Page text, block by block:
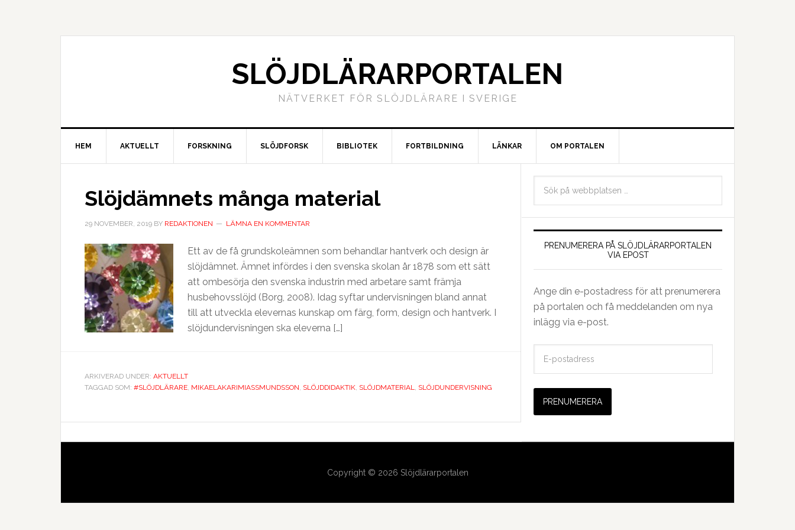
SLÖJDLÄRARPORTALEN
NÄTVERKET FÖR SLÖJDLÄRARE I SVERIGE
HEM AKTUELLT FORSKNING SLÖJDFORSK BIBLIOTEK FORTBILDNING LÄNKAR OM PORTALEN
Slöjdämnets många material
29 NOVEMBER, 2019 BY REDAKTIONEN LÄMNA EN KOMMENTAR
Ett av de få grundskoleämnen som behandlar hantverk och design är
slöjdämnet. Ämnet infördes i den svenska skolan år 1878 som ett sätt
att ombesörja den svenska industrin med arbetare samt främja
husbehovsslöjd (Borg, 2008). Idag syftar undervisningen bland annat
till att utveckla elevernas kunskap om färg, form, design och hantverk. I
slöjdundervisningen ska eleverna […]
ARKIVERAD UNDER: AKTUELLT
TAGGAD SOM: #SLÖJDLÄRARE, MIKAELAKARIMIASSMUNDSSON, SLÖJDDIDAKTIK, SLÖJDMATERIAL, SLÖJDUNDERVISNING
PRENUMERERA PÅ SLÖJDLÄRARPORTALEN
VIA EPOST
Ange din e-postadress för att prenumerera
på portalen och få meddelanden om nya
inlägg via e-post.
s
a
s
Copyright © 2026 Slöjdlärarportalen